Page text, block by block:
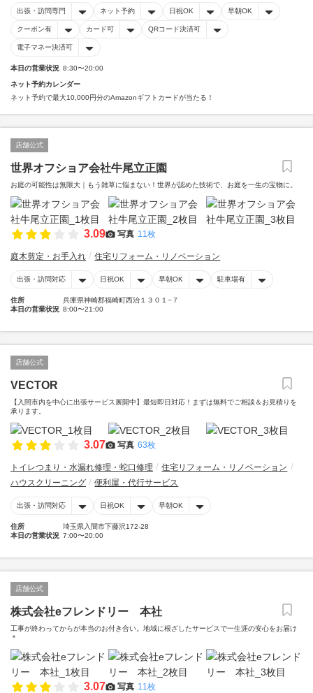
出張・訪問専門 ネット予約 日祝OK 早朝OK
クーポン有 カード可 QRコード決済可
電子マネー決済可
本日の営業状況 8:30〜20:00
ネット予約カレンダー
ネット予約で最大10,000円分のAmazonギフトカードが当たる！
店舗公式
世界オフショア会社牛尾立正園
お庭の可能性は無限大｜もう雑草に悩まない！世界が認めた技術で、お庭を一生の宝物に。
3.09 写真 11枚
庭木剪定・お手入れ 住宅リフォーム・リノベーション
出張・訪問対応 日祝OK 早朝OK 駐車場有
住所
兵庫県神崎郡福崎町西治１３０１−７
本日の営業状況 8:00〜21:00
店舗公式
VECTOR
【入間市内を中心に出張サービス展開中】最短即日対応！まずは無料でご相談＆お見積りを
承ります。
3.07 写真 63枚
トイレつまり・水漏れ修理・蛇口修理
住宅リフォーム・リノベーション
ハウスクリーニング
便利屋・代行サービス
出張・訪問対応 日祝OK 早朝OK
住所
埼玉県入間市下藤沢172-28
本日の営業状況 7:00〜20:00
店舗公式
株式会社eフレンドリー 本社
工事が終わってからが本当のお付き合い。地域に根ざしたサービスで一生涯の安心をお届け
＊
3.07 写真 11枚